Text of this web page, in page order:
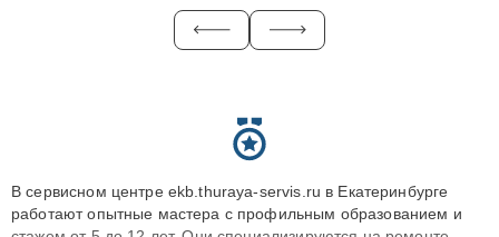
В сервисном центре ekb.thuraya-servis.ru в Екатеринбурге
работают опытные мастера с профильным образованием и